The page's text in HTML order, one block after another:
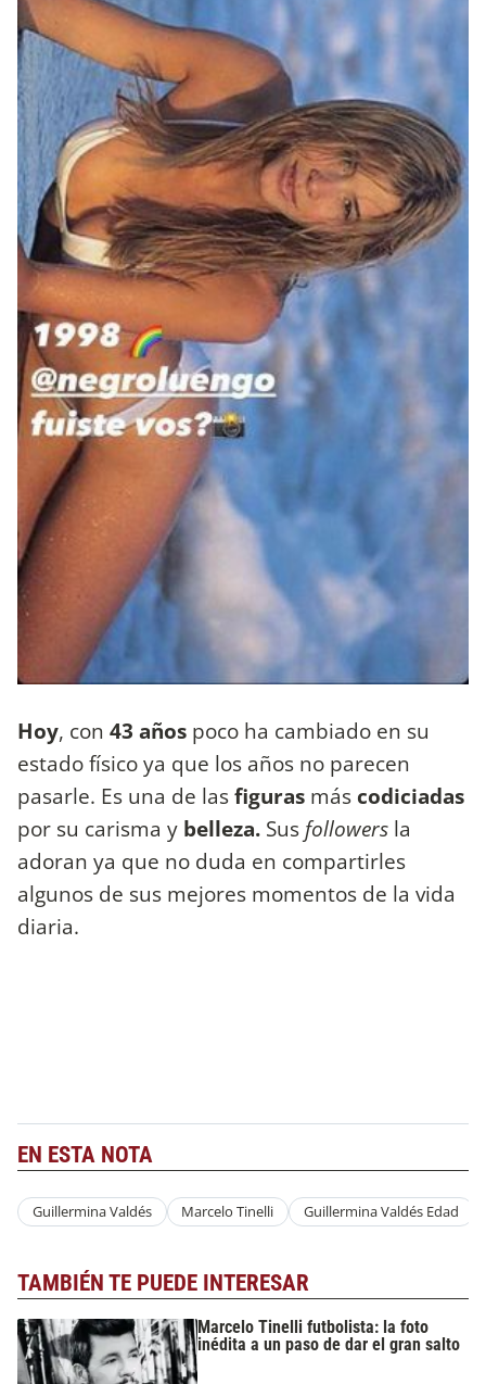
Hoy, con 43 años poco ha cambiado en su
estado físico ya que los años no parecen
pasarle. Es una de lasfiguras más codiciadas
por su carisma y belleza. Sus followers la
adoran ya que no duda en compartirles
algunos de sus mejores momentos de la vida
diaria.
EN ESTA NOTA
Guillermina Valdés Marcelo Tinelli Guillermina Valdés Edad
TAMBIÉN TE PUEDE INTERESAR
Marcelo Tinelli futbolista: la foto
inédita a un paso de dar el gran salto